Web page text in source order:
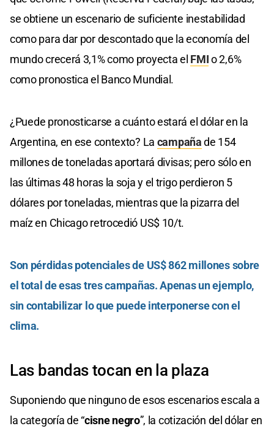
se obtiene un escenario de suficiente inestabilidad
como para dar por descontado que la economía del
mundo crecerá 3,1% como proyecta el FMIo 2,6%
como pronostica el Banco Mundial.
¿Puede pronosticarse a cuánto estará el dólar en la
Argentina, en ese contexto? La campañade 154
millones de toneladas aportará divisas; pero sólo en
las últimas 48 horas la soja y el trigo perdieron 5
dólares por toneladas, mientras que la pizarra del
maíz en Chicago retrocedió US$ 10/t.
Son pérdidas potenciales de US$ 862 millones sobre
el total de esas tres campañas. Apenas un ejemplo,
sin contabilizar lo que puede interponerse con el
clima.
Las bandas tocan en la plaza
Suponiendo que ninguno de esos escenarios escala a
la categoría de “cisne negro”, la cotización del dólar en